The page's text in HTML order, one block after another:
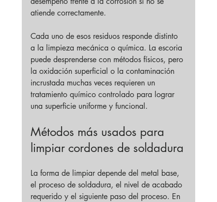
atiende correctamente.
Cada uno de esos residuos responde distinto
a la limpieza mecánica o química. La escoria
puede desprenderse con métodos físicos, pero
la oxidación superficial o la contaminación
incrustada muchas veces requieren un
tratamiento químico controlado para lograr
una superficie uniforme y funcional.
Métodos más usados para
limpiar cordones de soldadura
La forma de limpiar depende del metal base,
el proceso de soldadura, el nivel de acabado
requerido y el siguiente paso del proceso. En